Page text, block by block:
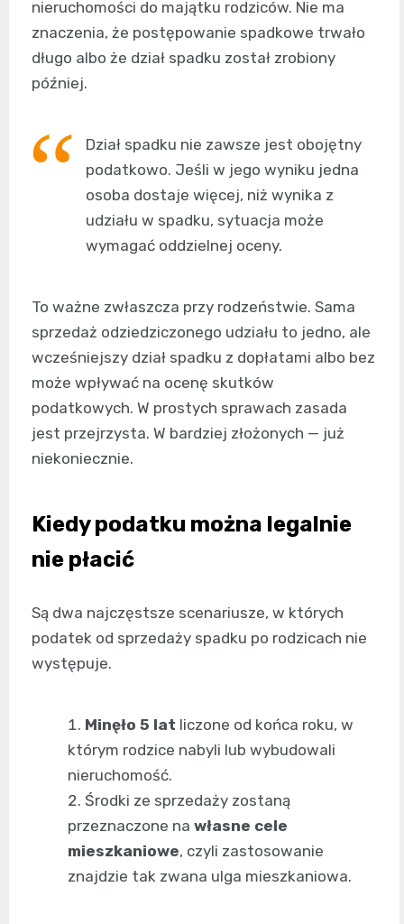
nieruchomości do majątku rodziców. Nie ma
znaczenia, że postępowanie spadkowe trwało
długo albo że dział spadku został zrobiony
później.
Dział spadku nie zawsze jest obojętny
podatkowo. Jeśli w jego wyniku jedna
osoba dostaje więcej, niż wynika z
udziału w spadku, sytuacja może
wymagać oddzielnej oceny.
To ważne zwłaszcza przy rodzeństwie. Sama
sprzedaż odziedziczonego udziału to jedno, ale
wcześniejszy dział spadku z dopłatami albo bez
może wpływać na ocenę skutków
podatkowych. W prostych sprawach zasada
jest przejrzysta. W bardziej złożonych — już
niekoniecznie.
Kiedy podatku można legalnie
nie płacić
Są dwa najczęstsze scenariusze, w których
podatek od sprzedaży spadku po rodzicach nie
występuje.
Minęło 5 lat liczone od końca roku, w
którym rodzice nabyli lub wybudowali
nieruchomość.
Środki ze sprzedaży zostaną
przeznaczone na własne cele
mieszkaniowe, czyli zastosowanie
znajdzie tak zwana ulga mieszkaniowa.